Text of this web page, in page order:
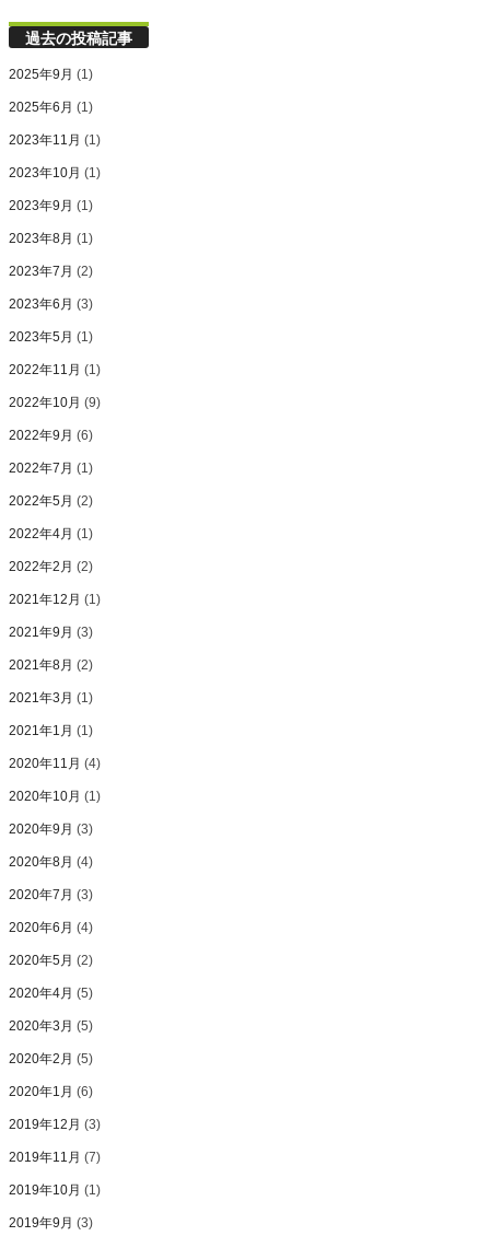
過去の投稿記事
2025年9月 (1)
2025年6月 (1)
2023年11月 (1)
2023年10月 (1)
2023年9月 (1)
2023年8月 (1)
2023年7月 (2)
2023年6月 (3)
2023年5月 (1)
2022年11月 (1)
2022年10月 (9)
2022年9月 (6)
2022年7月 (1)
2022年5月 (2)
2022年4月 (1)
2022年2月 (2)
2021年12月 (1)
2021年9月 (3)
2021年8月 (2)
2021年3月 (1)
2021年1月 (1)
2020年11月 (4)
2020年10月 (1)
2020年9月 (3)
2020年8月 (4)
2020年7月 (3)
2020年6月 (4)
2020年5月 (2)
2020年4月 (5)
2020年3月 (5)
2020年2月 (5)
2020年1月 (6)
2019年12月 (3)
2019年11月 (7)
2019年10月 (1)
2019年9月 (3)